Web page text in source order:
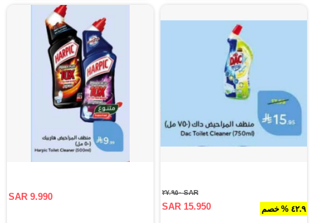
٤٢.٩ % خصم
SAR ٢٧.٩٥٠
SAR 15.950
SAR 9.990